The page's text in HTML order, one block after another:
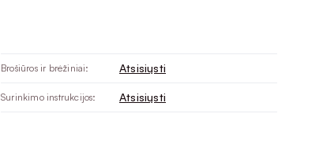
Brošiūros ir brėžiniai: Atsisiųsti
Surinkimo instrukcijos: Atsisiųsti